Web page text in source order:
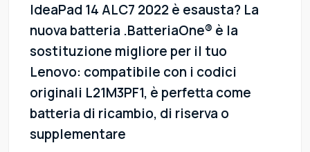
IdeaPad 14 ALC7 2022 è esausta? La
nuova batteria .BatteriaOne® è la
sostituzione migliore per il tuo
Lenovo: compatibile con i codici
originali L21M3PF1, è perfetta come
batteria di ricambio, di riserva o
supplementare